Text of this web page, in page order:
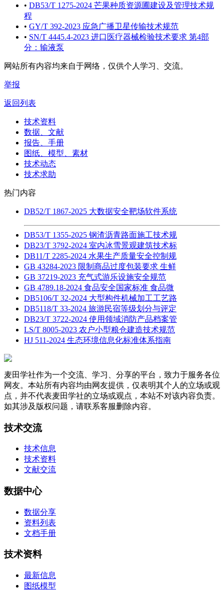
• DB53/T 1275-2024 芒果种质资源圃建设及管理技术规
程
• GY/T 392-2023 应急广播卫星传输技术规范
• SN/T 4445.4-2023 进口医疗器械检验技术要求 第4部
分：输液泵
网站所有内容均来自于网络，仅供个人学习、交流。
举报
返回列表
技术资料
数据、文献
报告、手册
图纸、模型、素材
技术动态
技术求助
热门内容
DB52/T 1867-2025 大数据安全靶场软件系统
DB53/T 1355-2025 钢渣沥青路面施工技术规
DB23/T 3792-2024 室内冰雪景观建筑技术标
DB11/T 2285-2024 水果生产质量安全控制规
GB 43284-2023 限制商品过度包装要求 生鲜
GB 37219-2023 充气式游乐设施安全规范
GB 4789.18-2024 食品安全国家标准 食品微
DB5106/T 32-2024 大型构件机械加工工艺路
DB5118/T 33-2024 旅游民宿等级划分与评定
DB23/T 3722-2024 使用领域消防产品档案管
LS/T 8005-2023 农户小型粮仓建造技术规范
HJ 511-2024 生态环境信息化标准体系指南
麦田学社作为一个交流、学习、分享的平台，致力于服务各位
网友。本站所有内容均由网友提供，仅表明其个人的立场或观
点，并不代表麦田学社的立场或观点，本站不对该内容负责。
如其涉及版权问题，请联系客服删除内容。
技术交流
技术信息
技术资料
文献交流
数据中心
数据分享
资料列表
文档手册
技术资料
最新信息
图纸模型